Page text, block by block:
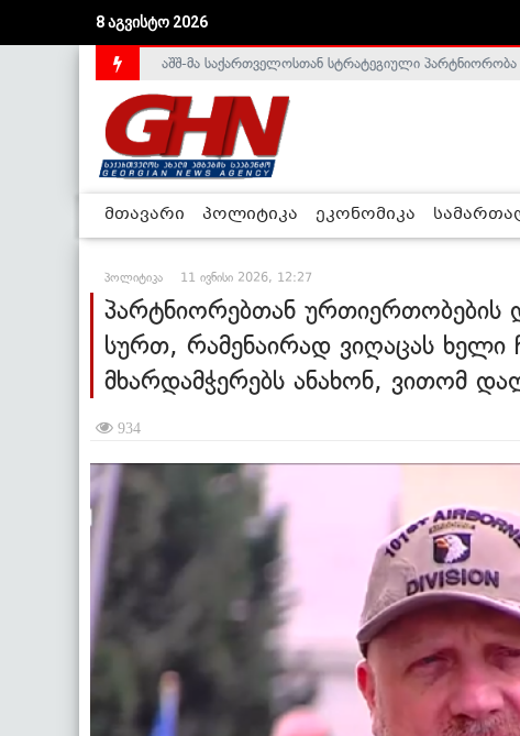
8 აგვისტო 2026
საქართველოს დე-ფაქტო მთავრობა არალეგიტიმურია -
აშშ-მა საქართველოსთან სტრატეგიული პარტნიორობა
მთავარი პოლიტიკა ეკონომიკა
პოლიტიკა 11 ივნისი 2026, 12:27
პარტნიორებთან ურთიერთობების
სურთ, რამენაირად ვიღაცას
მხარდამჭერებს ანახონ, ვითომ
934